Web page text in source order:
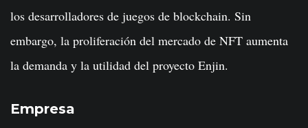
los desarrolladores de juegos de blockchain. Sin
embargo, la proliferación del mercado de NFT aumenta
la demanda y la utilidad del proyecto Enjin.
Empresa